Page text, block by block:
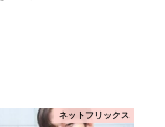
ネットフリックス